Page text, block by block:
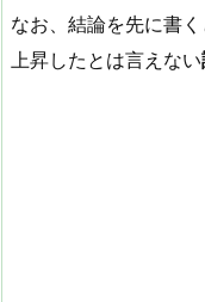
なお、結論を先に書
上昇したとは言えない